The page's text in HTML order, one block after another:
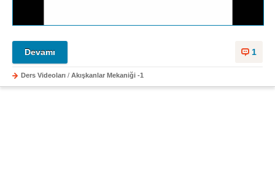
1
Devamı
Ders Videoları / Akışkanlar Mekaniği -1